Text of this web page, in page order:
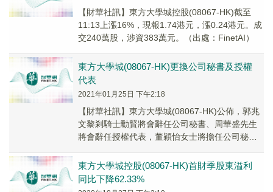
【財華社訊】東方大學城控股(08067-HK)截至
11:13上漲16%，現報1.74港元，漲0.24港元。成
交240萬股，涉資383萬元。（出處：FinetAI）
東方大學城(08067-HK)更換公司秘書及授權
代表
2021年01月25日 下午2:18
【財華社訊】東方大學城(08067-HK)公佈，郭兆
文黎剎騎士勳賢將會辭任公司秘書、周華盛先生
將會辭任授權代表，董穎怡女士將擔任公司秘書
東方大學城控股(08067-HK)首財季股東溢利
同比下降62.33%